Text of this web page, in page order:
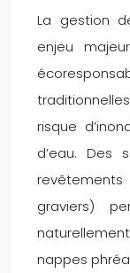
La gestion
enjeu
risque
d’eau. Des
graviers)
nappes